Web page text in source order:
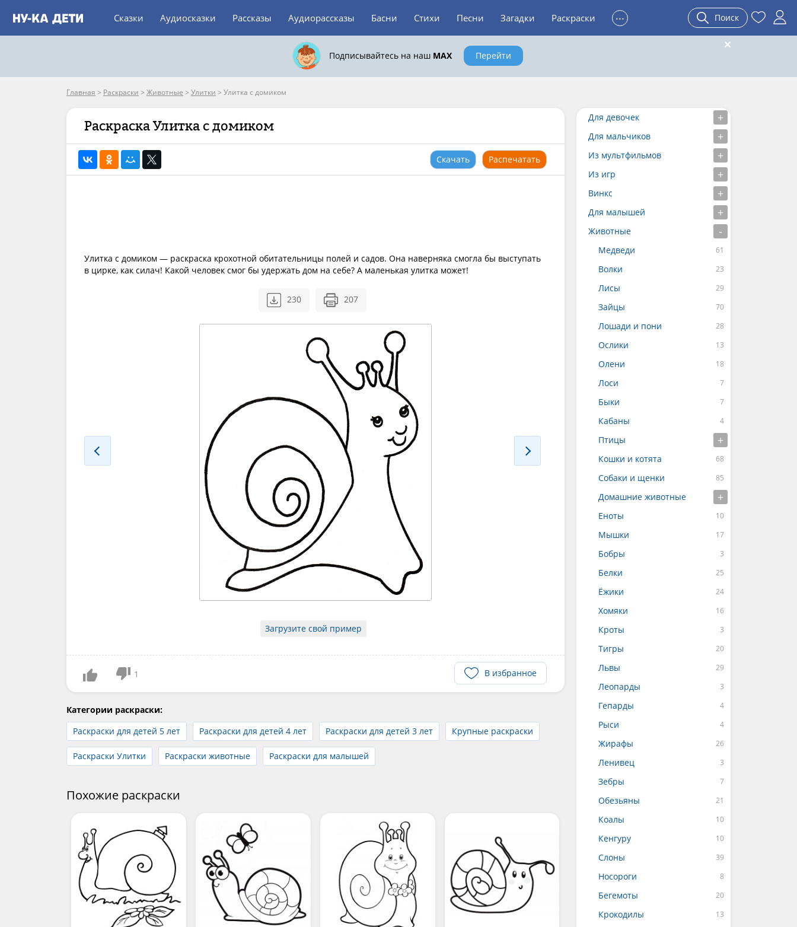
Сказки Аудиосказки Рассказы Аудиорассказы Басни Стихи Песни Загадки Раскраски ... Поиск
Подписывайтесь на наш MAX Перейти
Главная > Раскраски > Животные > Улитки > Улитка с домиком
Раскраска Улитка с домиком
Скачать Распечатать
Улитка с домиком — раскраска крохотной обитательницы полей и садов. Она наверняка смогла бы выступать
в цирке, как силач! Какой человек смог бы удержать дом на себе? А маленькая улитка может!
230 207
Загрузите свой пример
1 В избранное
Категории раскраски:
Раскраски для детей 5 лет
Раскраски для детей 4 лет Раскраски для детей 3 лет Крупные раскраски
Раскраски Улитки Раскраски животные Раскраски для малышей
Похожие раскраски
Для девочек
Для мальчиков
Из мультфильмов
Из игр
Винкс
Для малышей
Животные
Медведи
Волки
Лисы
Зайцы
Лошади и пони
Ослики
Олени
Лоси
Быки
Кабаны
Птицы
Кошки и котята
Собаки и щенки
Домашние животные
Еноты
Мышки
Бобры
Белки
Ёжики
Хомяки
Кроты
Тигры
Львы
Леопарды
Гепарды
Рыси
Жирафы
Ленивец
Зебры
Обезьяны
Коалы
Кенгуру
Слоны
Носороги
Бегемоты
Крокодилы